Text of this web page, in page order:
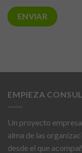
EMPIEZA
Un proyecto
alma de las
desde el que